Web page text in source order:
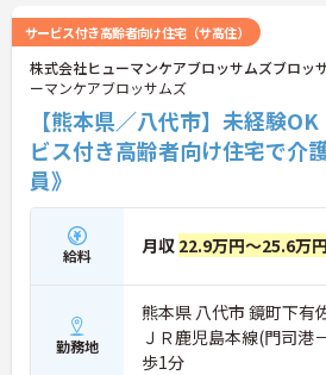
サービス付き高齢者向け住宅（サ高住）
株式会社ヒューマンケアブロッサムズブロッ
ーマンケアブロッサムズ
【熊本県／八代市】未経験
ビス付き高齢者向け住宅で介
員》
給料 月収 22.9万円～25.6万円
勤務地
熊本県 八代市 鏡町下有
ＪＲ鹿児島本線(門司港
歩1分